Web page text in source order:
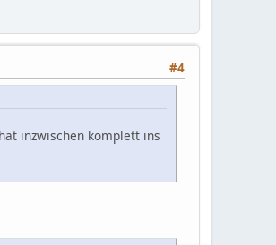
#4
inzwischen komplett ins